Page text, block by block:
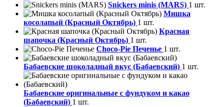
Snickers minis (MARS) 1 шт.
Мишка
косолапый (Красный Октябрь) 1 шт.
Красная
шапочка (Красный Октябрь) 1 шт.
Choco-Pie Печенье 1 шт.
Бабаевские шоколадный вкус (Бабаевский) 1 шт.
Бабаевские оригинальные с фундуком и какао
(Бабаевский) 1 шт.